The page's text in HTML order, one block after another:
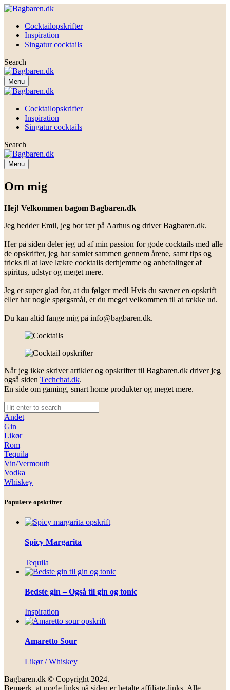
Cocktailopskrifter
Inspiration
Singatur cocktails
Search
Menu
Cocktailopskrifter
Inspiration
Singatur cocktails
Search
Menu
Om mig
Hej! Velkommen bagom Bagbaren.dk
Jeg hedder Emil, jeg bor tæt på Aarhus og driver Bagbaren.dk.
Her på siden deler jeg ud af min passion for gode cocktails med alle
de opskrifter, jeg har samlet sammen gennem årene, samt tips og
tricks til at lave lækre cocktails derhjemme og anbefalinger af
spiritus, udstyr og meget mere.
Jeg er super glad for, at du følger med! Hvis du savner en opskrift
eller har nogle spørgsmål, er du meget velkommen til at række ud.
Du kan altid fange mig på info@bagbaren.dk.
Når jeg ikke skriver artikler og opskrifter til Bagbaren.dk driver jeg
også siden Techchat.dk.
En side om gaming, smart home produkter og meget mere.
Andet
Gin
Likør
Rom
Tequila
Vin/Vermouth
Vodka
Whiskey
Populære opskrifter
Spicy Margarita
Tequila
Bedste gin – Også til gin og tonic
Inspiration
Amaretto Sour
Likør / Whiskey
Bagbaren.dk © Copyright 2024.
Bemærk, at nogle links på siden er betalte affiliate-links. Alle